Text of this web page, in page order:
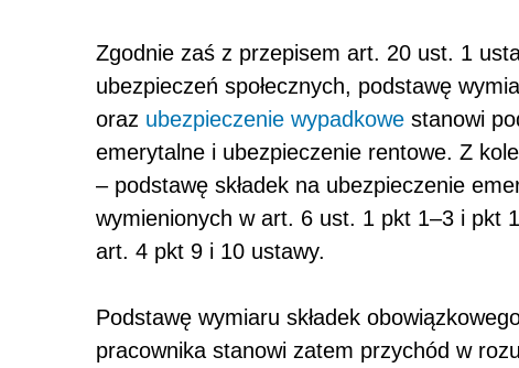
Zgodnie zaś z przepisem art. 20 ust. 1
ubezpieczeń społecznych, podstawę
oraz ubezpieczenie wypadkowe stanowi
emerytalne i ubezpieczenie rentowe. Z
– podstawę składek na ubezpieczenie
wymienionych w art. 6 ust. 1 pkt 1–3 i pkt
art. 4 pkt 9 i 10 ustawy.
Podstawę wymiaru składek
pracownika stanowi zatem przychód w